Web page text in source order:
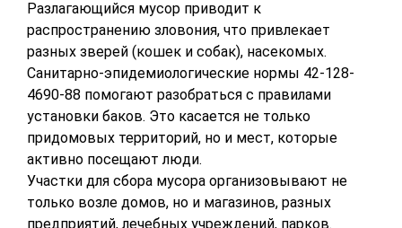
Разлагающийся мусор приводит к
распространению зловония, что привлекает
разных зверей (кошек и собак), насекомых.
Санитарно-эпидемиологические нормы 42-128-
4690-88 помогают разобраться с правилами
установки баков. Это касается не только
придомовых территорий, но и мест, которые
активно посещают люди.
Участки для сбора мусора организовывают не
только возле домов, но и магазинов, разных
предприятий, лечебных учреждений, парков.